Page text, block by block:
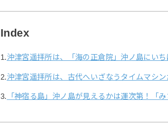
Index
1.沖津宮遥拝所は、「海の正倉院」沖ノ島にい
2.沖津宮遥拝所は、古代へいざなうタイムマシン
3. 「神宿る島」沖ノ島が見えるかは運次第！「